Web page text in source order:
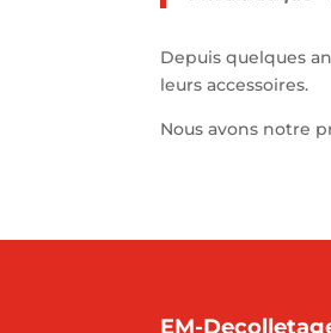
Depuis quelques
leurs accessoires.
Nous avons notre
EM-